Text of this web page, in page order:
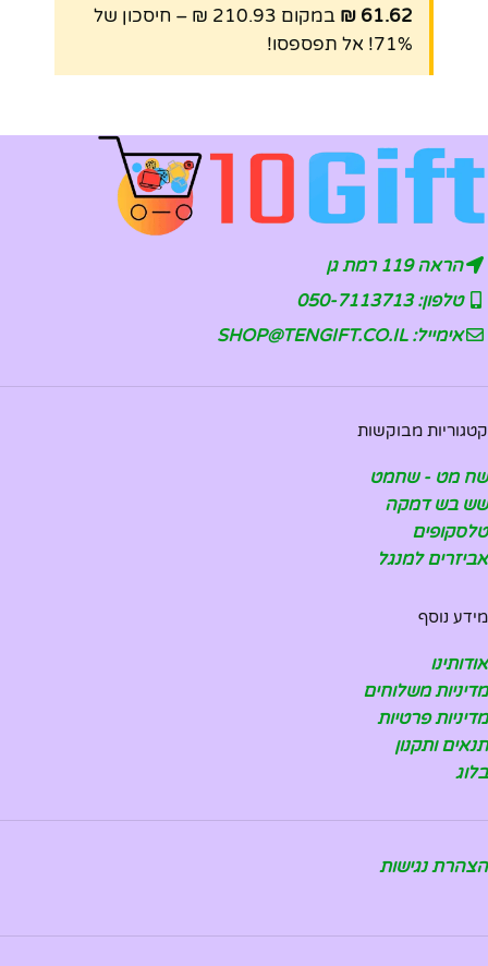
61.62 ₪
במקום 210.93 ₪ – חיסכון של
71%! אל תפספסו!
הראה 119 רמת גן
טלפון: 050-7113713
אימייל: SHOP@TENGIFT.CO.IL
קטגוריות מבוקשות
שח מט - שחמט
שש בש דמקה
טלסקופים
אביזרים למנגל
מידע נוסף
אודותינו
מדיניות משלוחים
מדיניות פרטיות
תנאים ותקנון
בלוג
הצהרת נגישות